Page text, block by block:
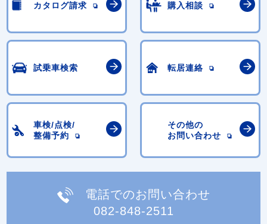
カタログ請求 購入相談
試乗車検索 転居連絡
車検/点検/
整備予約
その他の
お問い合わせ
電話でのお問い合わせ
082-848-2511